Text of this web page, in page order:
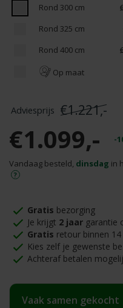
Rond 300 cm
Rond 325 cm
Rond 400 cm
Op maat
€1.221,-
€1.099,- -
Vandaag besteld, dinsdag in
Gratis bezorging
Je krijgt 2 jaar garantie
Gratis retour binnen 14
Kies zelf je gewenste
Achteraf betalen
Vaak samen gekocht